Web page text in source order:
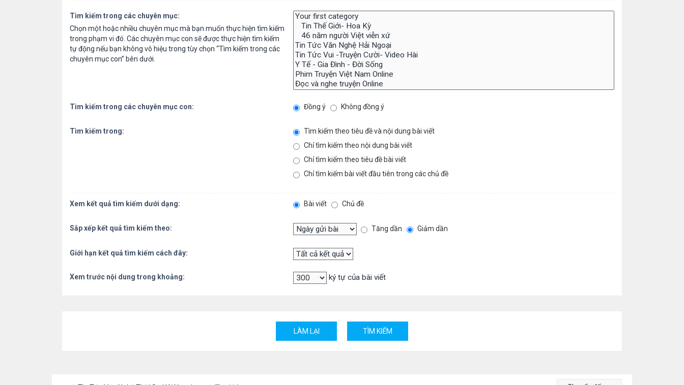
Tìm kiếm trong các chuyên mục:
Chọn một hoặc nhiều chuyên mục mà bạn muốn thực hiện tìm kiếm
trong phạm vi đó. Các chuyên mục con sẽ được thực hiện tìm kiếm
tự động nếu bạn không vô hiệu trong tùy chọn “Tìm kiếm trong các
chuyên mục con” bên dưới.
Tìm kiếm trong các chuyên mục con: Đồng ý Không đồng ý
Tìm kiếm trong:
Tìm kiếm theo tiêu đề và nội dung bài viết
Chỉ tìm kiếm theo nội dung bài viết
Chỉ tìm kiếm theo tiêu đề bài viết
Chỉ tìm kiếm bài viết đầu tiên trong các chủ đề
Xem kết quả tìm kiếm dưới dạng: Bài viết Chủ đề
Sắp xếp kết quả tìm kiếm theo: Tăng dần Giảm dần
Giới hạn kết quả tìm kiếm cách đây:
Xem trước nội dung trong khoảng: ký tự của bài viết